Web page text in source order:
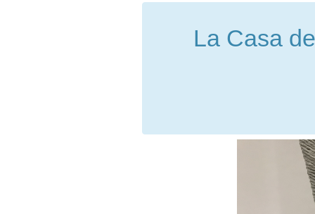
La Casa